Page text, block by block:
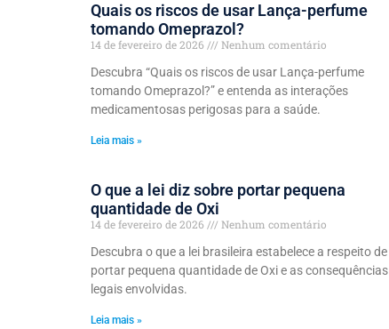
Quais os riscos de usar Lança-perfume
tomando Omeprazol?
14 de fevereiro de 2026
Nenhum comentário
Descubra “Quais os riscos de usar Lança-perfume
tomando Omeprazol?” e entenda as interações
medicamentosas perigosas para a saúde.
Leia mais »
O que a lei diz sobre portar pequena
quantidade de Oxi
14 de fevereiro de 2026
Nenhum comentário
Descubra o que a lei brasileira estabelece a respeito de
portar pequena quantidade de Oxi e as consequências
legais envolvidas.
Leia mais »